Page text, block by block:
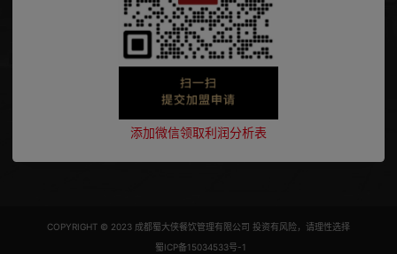
添加微信领取利润分析表
COPYRIGHT © 2023 成都蜀大侠餐饮管理有限公司 投资有风险，请理性选择
蜀ICP备15034533号-1